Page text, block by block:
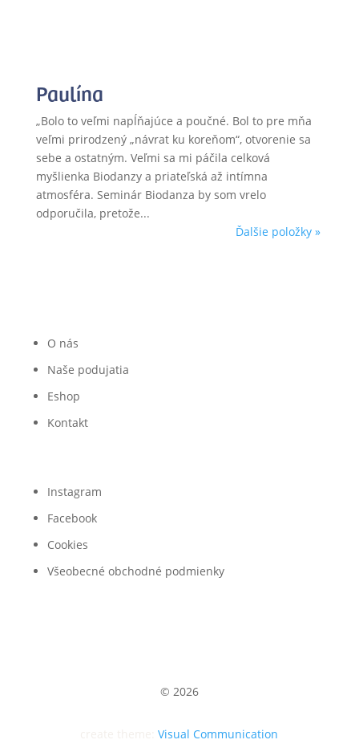
Paulína
„Bolo to veľmi napĺňajúce a poučné. Bol to pre mňa
veľmi prirodzený „návrat ku koreňom“, otvorenie sa
sebe a ostatným. Veľmi sa mi páčila celková
myšlienka Biodanzy a priateľská až intímna
atmosféra. Seminár Biodanza by som vrelo
odporučila, pretože...
Ďalšie položky »
O nás
Naše podujatia
Eshop
Kontakt
Instagram
Facebook
Cookies
Všeobecné obchodné podmienky
© 2026
create theme:Visual Communication